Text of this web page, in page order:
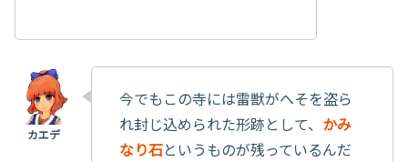
今でもこの寺には雷獣がへそを盗ら
れ封じ込められた形跡として、 かみ
なり石というものが残っているんだ